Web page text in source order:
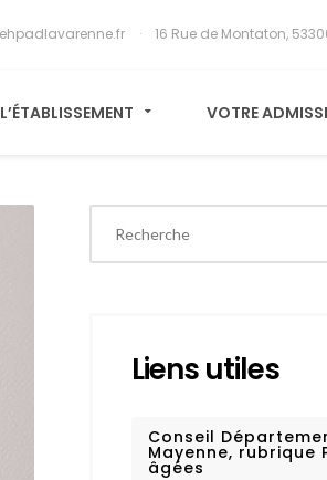
16 Rue de Montaton,
VOTRE
Liens utiles
Conseil
Mayenne, rubrique
âgées